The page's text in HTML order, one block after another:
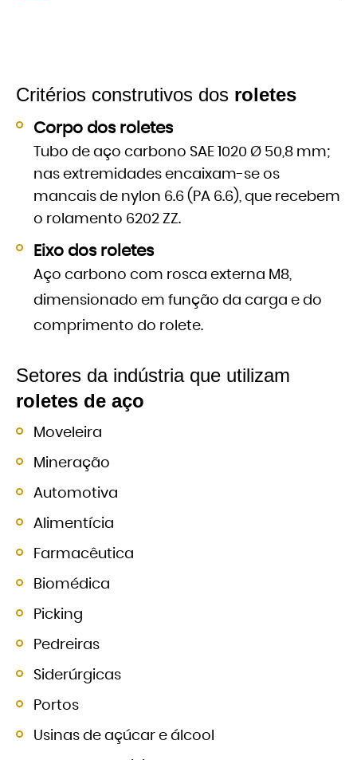
Critérios construtivos dos roletes
Corpo dos roletes
Tubo de aço carbono SAE 1020 Ø 50,8 mm;
nas extremidades encaixam-se os
mancais de nylon 6.6 (PA 6.6), que recebem
o rolamento 6202 ZZ.
Eixo dos roletes
Aço carbono com rosca externa M8,
dimensionado em função da carga e do
comprimento do rolete.
Setores da indústria que utilizam
roletes de aço
Moveleira
Mineração
Automotiva
Alimentícia
Farmacêutica
Biomédica
Picking
Pedreiras
Siderúrgicas
Portos
Usinas de açúcar e álcool